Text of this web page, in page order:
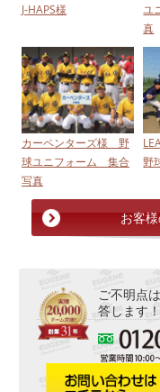
J-HAPS様
ユ
真
カーペンターズ様 野
球ユニフォーム 集合
写真
野
お客
ご不明点
答します！